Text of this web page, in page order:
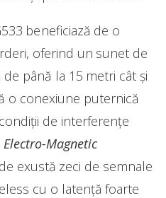
beneficiază de o
oferind un sunet de
până la 15 metri cât și
o conexiune puternică
de interferențe
Electro-Magnetic
exustă zeci de semnale
cu o latență foarte